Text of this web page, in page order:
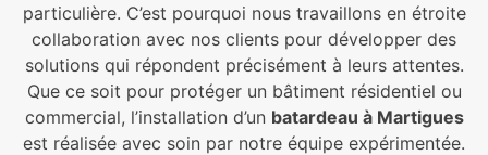
particulière. C’est pourquoi nous travaillons en étroite
collaboration avec nos clients pour développer des
solutions qui répondent précisément à leurs attentes.
Que ce soit pour protéger un bâtiment résidentiel ou
commercial, l’installation d’un batardeau à Martigues
est réalisée avec soin par notre équipe expérimentée.